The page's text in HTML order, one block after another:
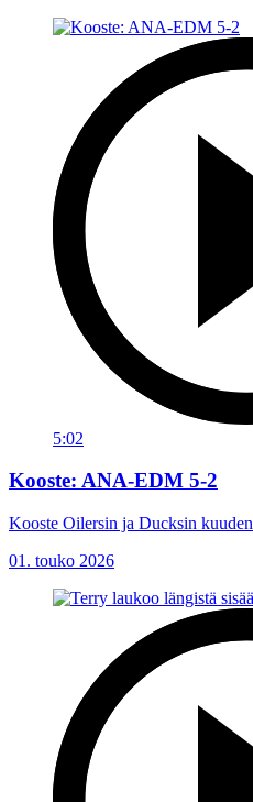
5:02
Kooste: ANA-EDM 5-2
Kooste Oilersin ja Ducksin
01. touko 2026